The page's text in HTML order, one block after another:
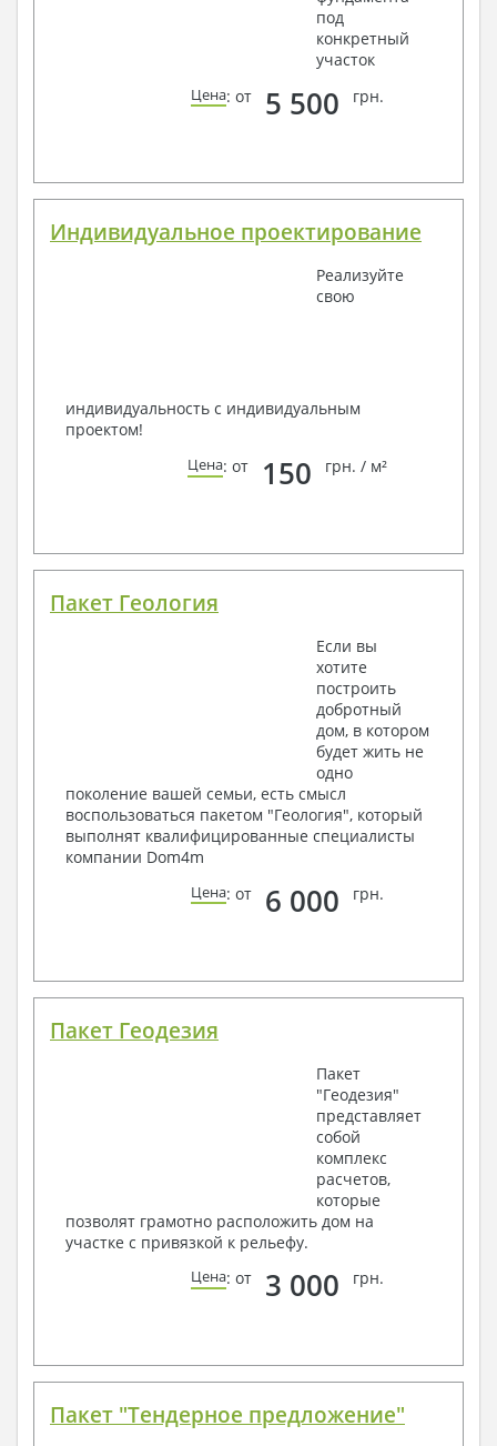
под
конкретный
участок
Цена: от 5 500 грн.
Индивидуальное проектирование
Реализуйте
свою
индивидуальность с индивидуальным
проектом!
Цена: от 150 грн. / м²
Пакет Геология
Если вы
хотите
построить
добротный
дом, в котором
будет жить не
одно
поколение вашей семьи, есть смысл
воспользоваться пакетом "Геология", который
выполнят квалифицированные специалисты
компании Dom4m
Цена: от 6 000 грн.
Пакет Геодезия
Пакет
"Геодезия"
представляет
собой
комплекс
расчетов,
которые
позволят грамотно расположить дом на
участке с привязкой к рельефу.
Цена: от 3 000 грн.
Пакет "Тендерное предложение"